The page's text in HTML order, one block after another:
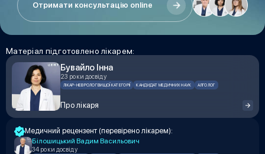
Отримати консультацію online
Матеріал підготовлено лікарем:
Бувайло Інна
23 роки досвіду
ЛІКАР-НЕВРОЛОГ ВИЩОЇ КАТЕГОРІЇ КАНДИДАТ МЕДИЧНИХ НАУК АЛГОЛОГ
Про лікаря
Медичний рецензент (перевірено лікарем):
Білошицький Вадим Васильович
34 роки досвіду